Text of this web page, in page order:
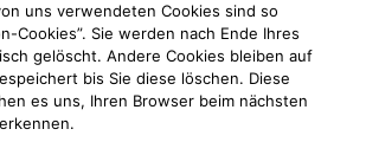
uns verwendeten Cookies sind so
Cookies”. Sie werden nach Ende Ihres
gelöscht. Andere Cookies bleiben auf
bis Sie diese löschen. Diese
es uns, Ihren Browser beim nächsten